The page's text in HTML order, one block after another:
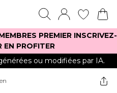
PREMIER INSCRIVEZ-
EN PROFITER
ou modifiées par IA.